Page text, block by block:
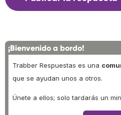
¡Bienvenido a bordo!
Trabber Respuestas es una
que se ayudan unos a otros.
Únete a ellos; solo tardarás un